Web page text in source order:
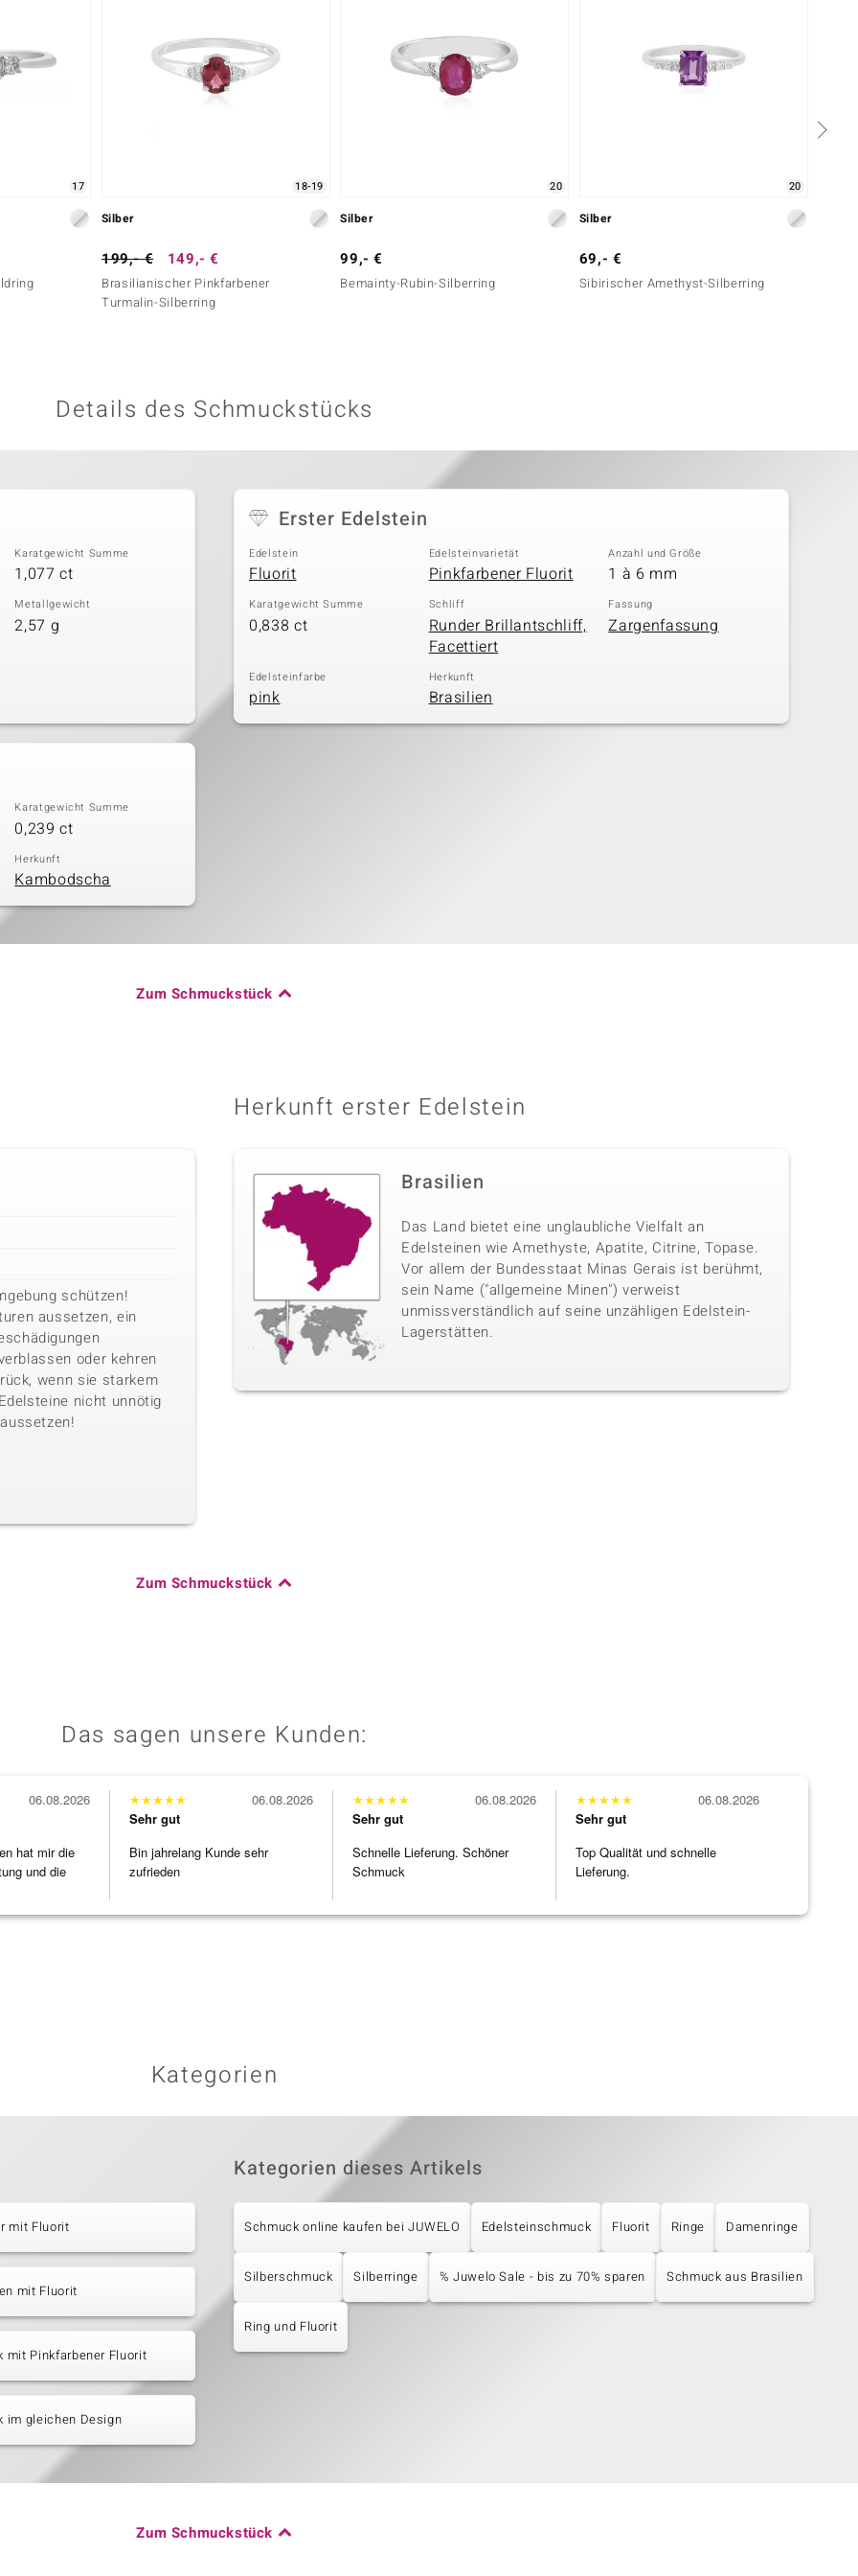
17 18-19
Silber
199,- € 149,- €
Brasilianischer Pinkfarbener
Turmalin-Silberring
20
Silber
99,- €
Bemainty-Rubin-Silberring
20
Silber
69,- €
Sibirischer Amethyst-Silberring
Details des Schmuckstücks
Karatgewicht Summe
1,077 ct
Metallgewicht
2,57 g
Erster Edelstein
Edelstein
Fluorit
Edelsteinvarietät
Pinkfarbener Fluorit
Anzahl und Größe
1 à 6 mm
Karatgewicht Summe
0,838 ct
Schliff
Runder Brillantschliff,
Facettiert
Fassung
Zargenfassung
Edelsteinfarbe
pink
Herkunft
Brasilien
Karatgewicht Summe
0,239 ct
Herkunft
Kambodscha
Zum Schmuckstück
schützen!
aussetzen, ein
oder kehren
wenn sie starkem
nicht unnötig
Herkunft erster Edelstein
Brasilien
Das Land bietet eine unglaubliche Vielfalt an
Edelsteinen wie Amethyste, Apatite, Citrine, Topase.
Vor allem der Bundesstaat Minas Gerais ist berühmt,
sein Name ("allgemeine Minen") verweist
unmissverständlich auf seine unzähligen Edelstein-
Lagerstätten.
Zum Schmuckstück
Das sagen unsere Kunden:
hat mir die
und die
06.08.2026 ★★★★★
Sehr gut
Bin jahrelang Kunde sehr
zufrieden
06.08.2026 ★★★★★
Sehr gut
Schnelle Lieferung. Schöner
Schmuck
06.08.2026 ★★★★★
Sehr gut
Top Qualität und schnelle
Lieferung.
06.08.2026
Kategorien
mit Fluorit
mit Fluorit
mit Pinkfarbener Fluorit
im gleichen Design
Kategorien dieses Artikels
Schmuck online kaufen bei JUWELO Edelsteinschmuck Fluorit Ringe Damenringe
Silberschmuck Silberringe % Juwelo Sale - bis zu 70% sparen Schmuck aus Brasilien
Ring und Fluorit
Zum Schmuckstück